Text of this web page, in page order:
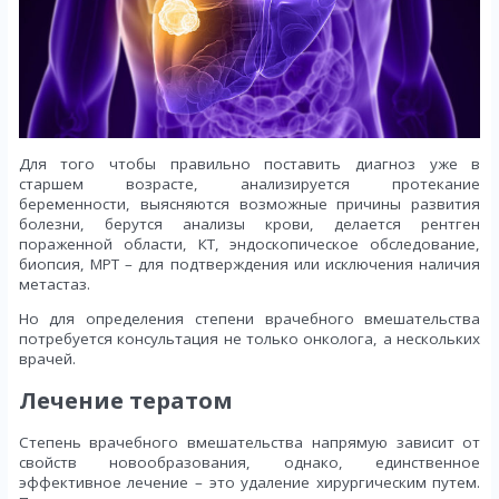
Для того чтобы правильно поставить диагноз уже в
старшем возрасте, анализируется протекание
беременности, выясняются возможные причины развития
болезни, берутся анализы крови, делается рентген
пораженной области, КТ, эндоскопическое обследование,
биопсия, МРТ – для подтверждения или исключения наличия
метастаз.
Но для определения степени врачебного вмешательства
потребуется консультация не только онколога, а нескольких
врачей.
Лечение тератом
Степень врачебного вмешательства напрямую зависит от
свойств новообразования, однако, единственное
эффективное лечение – это удаление хирургическим путем.